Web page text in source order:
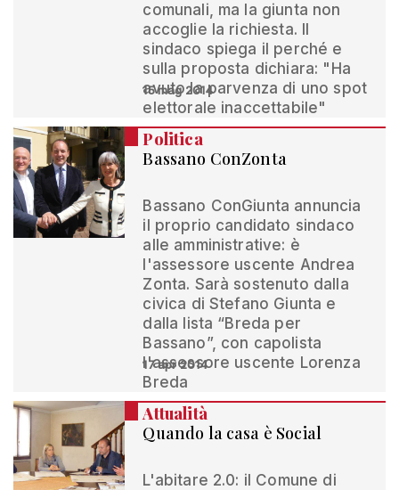
comunali, ma la giunta non
accoglie la richiesta. Il
sindaco spiega il perché e
sulla proposta dichiara: "Ha
avuto la parvenza di uno spot
elettorale inaccettabile"
15 mag 2014
Politica
Bassano ConZonta
Bassano ConGiunta annuncia
il proprio candidato sindaco
alle amministrative: è
l'assessore uscente Andrea
Zonta. Sarà sostenuto dalla
civica di Stefano Giunta e
dalla lista “Breda per
Bassano”, con capolista
l'assessore uscente Lorenza
Breda
17 apr 2014
Attualità
Quando la casa è Social
L'abitare 2.0: il Comune di